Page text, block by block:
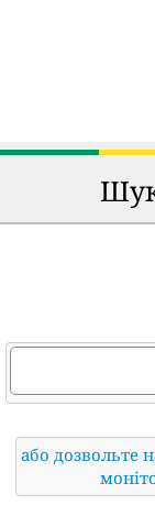
або дозвольте